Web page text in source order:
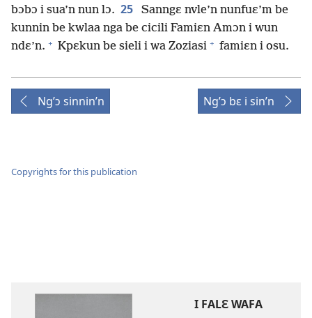
bɔbɔ i sua’n nun lɔ. 25
Sanngɛ nvle’n nunfuɛ’m be
kunnin be kwlaa nga be cicili Famiɛn Amɔn i wun
ndɛ’n. + Kpɛkun be sieli i wa Zoziasi + famiɛn i osu.
Ng’ɔ sinnin’n Ng’ɔ bɛ i sin’n
Copyrights for this publication
I FALƐ WAFA